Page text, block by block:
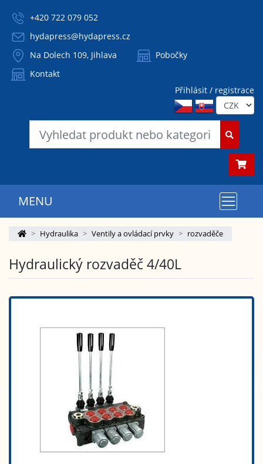
+420 722 079 052
hydapress@hydapress.cz
Na Dolech 109, Jihlava
Pobočky
Kontakt
Přihlásit / registrace
MENU
Hydraulika Ventily a ovládací prvky rozvaděče
Hydraulický rozvaděč 4/40L